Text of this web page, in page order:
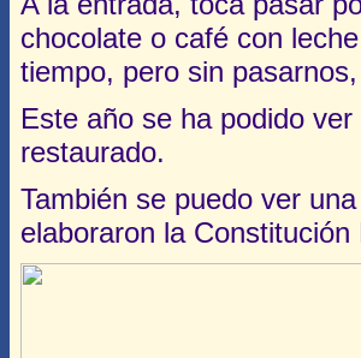
chocolate o café con
tiempo, pero sin
Este año se ha podido
restaurado.
También se puedo ver
elaboraron la